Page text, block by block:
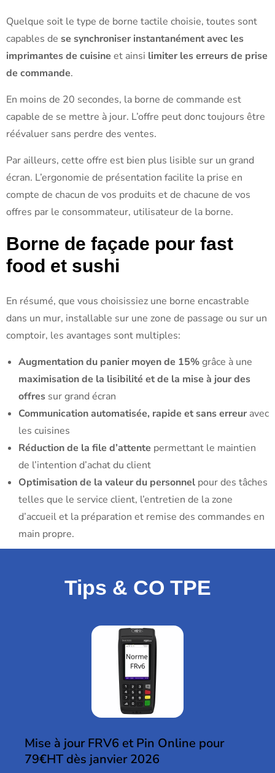
Quelque soit le type de borne tactile choisie, toutes sont
capables de se synchroniser instantanément avec les
imprimantes de cuisine et ainsi limiter les erreurs de prise
de commande.
En moins de 20 secondes, la borne de commande est
capable de se mettre à jour. L’offre peut donc toujours être
réévaluer sans perdre des ventes.
Par ailleurs, cette offre est bien plus lisible sur un grand
écran. L’ergonomie de présentation facilite la prise en
compte de chacun de vos produits et de chacune de vos
offres par le consommateur, utilisateur de la borne.
Borne de façade pour fast
food et sushi
En résumé, que vous choisissiez une borne encastrable
dans un mur, installable sur une zone de passage ou sur un
comptoir, les avantages sont multiples:
Augmentation du panier moyen de 15%grâce à une
maximisation de la lisibilité et de la mise à jour des
offres sur grand écran
Communication automatisée, rapide et sans erreur avec
les cuisines
Réduction de la file d’attente permettant le maintien
de l’intention d’achat du client
Optimisation de la valeur du personnel pour des tâches
telles que le service client, l’entretien de la zone
d’accueil et la préparation et remise des commandes en
main propre.
Tips & CO TPE
Mise à jour FRV6 et Pin Online pour
79€HT dès janvier 2026